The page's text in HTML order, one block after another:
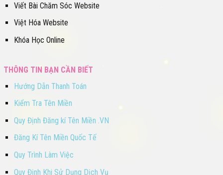
Viết Bài Chăm Sóc Website
Việt Hóa Website
Khóa Học Online
THÔNG TIN BẠN CẦN BIẾT
Hướng Dẫn Thanh Toán
Kiểm Tra Tên Miền
Quy Định Đăng kí Tên Miền .VN
Đăng Kí Tên Miền Quốc Tế
Quy Trình Làm Việc
Quy Định Khi Sử Dụng Dịch Vụ